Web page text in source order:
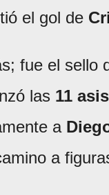
el gol de
fue el sello
las 11
a
a